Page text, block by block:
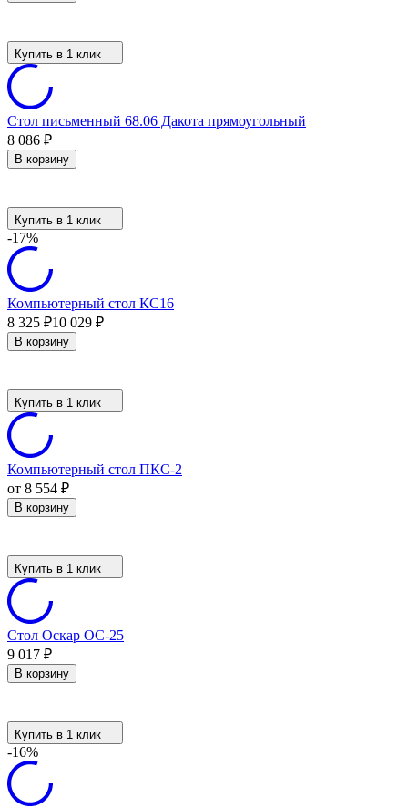
Купить в 1 клик
Стол письменный 68.06 Дакота прямоугольный
8 086 ₽
В корзину
Купить в 1 клик
-17%
Компьютерный стол КС16
8 325 ₽10 029 ₽
В корзину
Купить в 1 клик
Компьютерный стол ПКС-2
от 8 554 ₽
В корзину
Купить в 1 клик
Стол Оскар ОС-25
9 017 ₽
В корзину
Купить в 1 клик
-16%